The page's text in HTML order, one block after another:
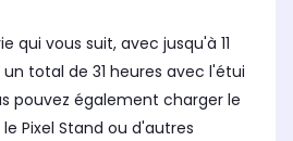
qui vous suit, avec jusqu'à 11
total de 31 heures avec l'étui
pouvez également charger le
Pixel Stand ou d'autres